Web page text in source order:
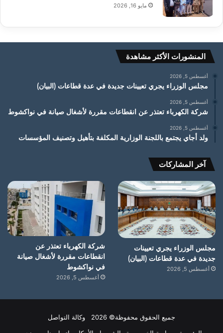
مايو 16, 2026
المنشورات الأكثر مشاهدة
أغسطس 5, 2026
مجلس الوزراء يجري تعيينات جديدة في عدة قطاعات (البيان)
أغسطس 5, 2026
شركة الكهرباء تعتذر عن انقطاعات مقررة لأشغال صيانة في نواكشوط
أغسطس 5, 2026
ولد أجاي يجتمع باللجنة الوزارية المكلفة بتأهيل وتصنيف المؤسسات
آخر المشاركات
مجلس الوزراء يجري تعيينات
جديدة في عدة قطاعات (البيان)
أغسطس 5, 2026
شركة الكهرباء تعتذر عن
انقطاعات مقررة لأشغال صيانة
في نواكشوط
أغسطس 5, 2026
جميع الحقوق محفوظة© 2026 وكالة التواصل